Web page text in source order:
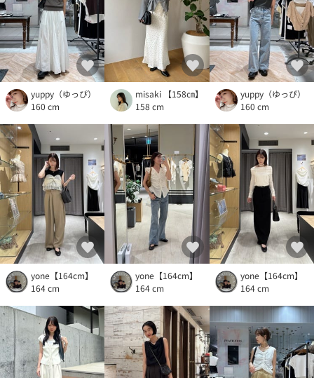
yuppy（ゆっぴ）
160 cm
misaki 【158㎝】
158 cm
yuppy（ゆっぴ）
160 cm
yone【164cm】
164 cm
yone【164cm】
164 cm
yone【164cm】
164 cm